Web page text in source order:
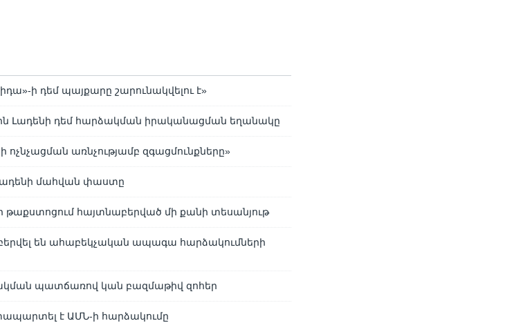
ի դեմ պայքարը շարունակվելու է»
Լադենի դեմ հարձակման իրականացման եղանակը
ոչնչացման առնչությամբ զգացմունքները»
մահվան փաստը
թաքստոցում հայտնաբերված մի քանի տեսանյութ
են ահաբեկչական ապագա հարձակումների
պատճառով կան բազմաթիվ զոհեր
է ԱՄՆ-ի հարձակումը